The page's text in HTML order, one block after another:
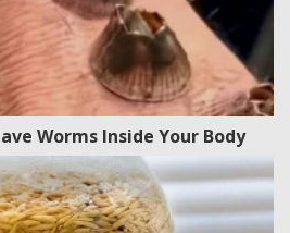
Worms Inside Your Body